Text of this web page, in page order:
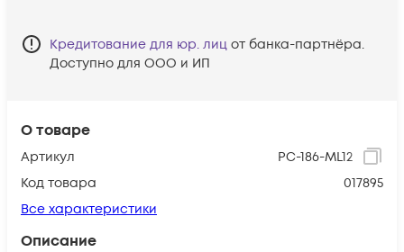
О товаре
Артикул
PC-186-ML12
Код товара
017895
Все характеристики
Описание
Кредитование для юр. лиц от банка-партнёра.
Доступно для ООО и ИП